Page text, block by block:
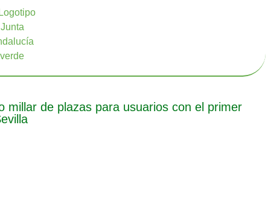
millar de plazas para usuarios con el primer